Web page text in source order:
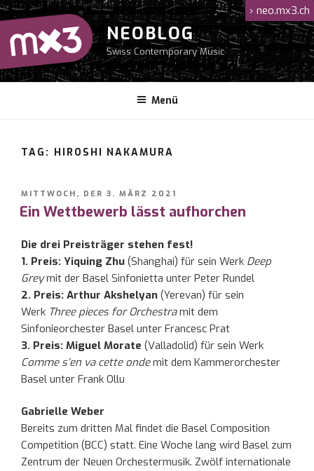
Zum
Inhalt
springen
NEOBLOG
Swiss Contemporary Music
Menü
› neo.mx3.ch
TAG: HIROSHI NAKAMURA
VERÖFFENTLICHT
AM
MITTWOCH, DER 3. MÄRZ 2021
Ein Wettbewerb lässt aufhorchen
Die drei Preisträger stehen fest!
1. Preis: Yiquing Zhu (Shanghai) für sein Werk Deep
Greymit der Basel Sinfonietta unter Peter Rundel
2. Preis: Arthur Akshelyan (Yerevan) für sein
Werk Three pieces for Orchestramit dem
Sinfonieorchester Basel unter Francesc Prat
3. Preis: Miguel Morate (Valladolid) für sein Werk
Comme s’en va cette ondemit dem Kammerorchester
Basel unter Frank Ollu
Gabrielle Weber
Bereits zum dritten Mal findet die Basel Composition
Competition (BCC) statt. Eine Woche lang wird Basel zum
Zentrum der Neuen Orchestermusik. Zwölf internationale